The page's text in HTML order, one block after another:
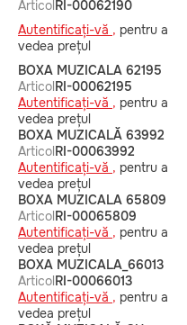
ArticolRI-00062190
Autentificați-vă , pentru a
vedea prețul
BOXA MUZICALA 62195
ArticolRI-00062195
Autentificați-vă , pentru a
vedea prețul
BOXA MUZICALĂ 63992
ArticolRI-00063992
Autentificați-vă , pentru a
vedea prețul
BOXA MUZICALA 65809
ArticolRI-00065809
Autentificați-vă , pentru a
vedea prețul
BOXA MUZICALA_66013
ArticolRI-00066013
Autentificați-vă , pentru a
vedea prețul